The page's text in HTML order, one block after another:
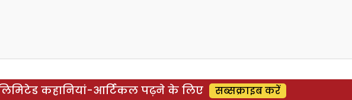
कहानियां-आर्टिकल पढ़ने के लिए सब्सक्राइब करें